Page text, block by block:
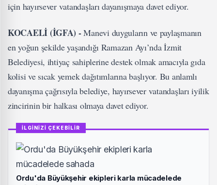
için hayırsever vatandaşları dayanışmaya davet ediyor.
KOCAELİ (İGFA) -Manevi duyguların ve paylaşmanın
en yoğun şekilde yaşandığı Ramazan Ayı’nda İzmit
Belediyesi, ihtiyaç sahiplerine destek olmak amacıyla gıda
kolisi ve sıcak yemek dağıtımlarına başlıyor. Bu anlamlı
dayanışma çağrısıyla belediye, hayırsever vatandaşları iyilik
zincirinin bir halkası olmaya davet ediyor.
İLGİNİZİ ÇEKEBİLİR
Ordu'da Büyükşehir ekipleri karla mücadelede